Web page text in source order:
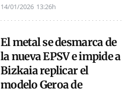
14/01/2026 13:26h
El metal se desmarca de
la nueva EPSV e impide a
Bizkaia replicar el
modelo Geroa de